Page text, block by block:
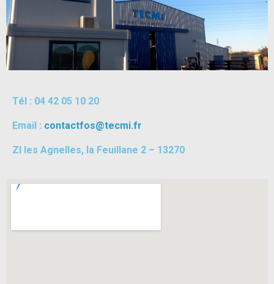
Tél : 04 42 05 10 20
Email : contactfos@tecmi.fr
ZI les Agnelles, la Feuillane 2 – 13270